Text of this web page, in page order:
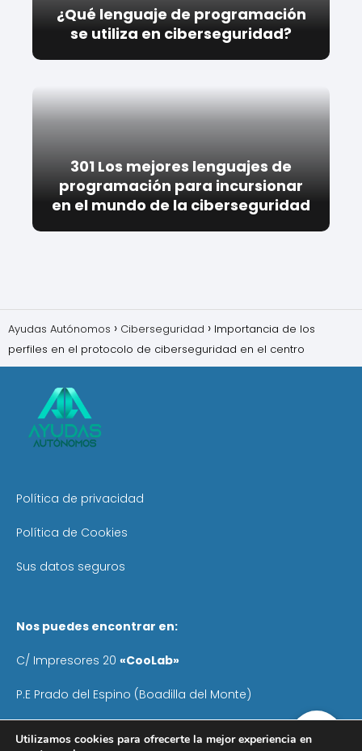
¿Qué lenguaje de programación
se utiliza en ciberseguridad?
301 Los mejores lenguajes de
programación para incursionar
en el mundo de la ciberseguridad
Ayudas Autónomos Ciberseguridad
Importancia de los
perfiles en el protocolo de ciberseguridad en el centro
Política de privacidad
Política de Cookies
Sus datos seguros
Nos puedes encontrar en:
C/ Impresores 20 «CooLab»
P.E Prado del Espino (Boadilla del Monte)
Utilizamos cookies para ofrecerte la mejor experiencia en